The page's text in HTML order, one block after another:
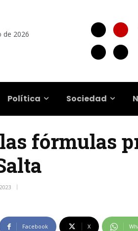
de 2026
Política Sociedad
fórmulas
Facebook X